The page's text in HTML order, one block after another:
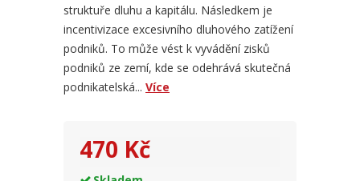
struktuře dluhu a kapitálu. Následkem je
incentivizace excesivního dluhového zatížení
podniků. To může vést k vyvádění zisků
podniků ze zemí, kde se odehrává skutečná
podnikatelská... Více
470 Kč